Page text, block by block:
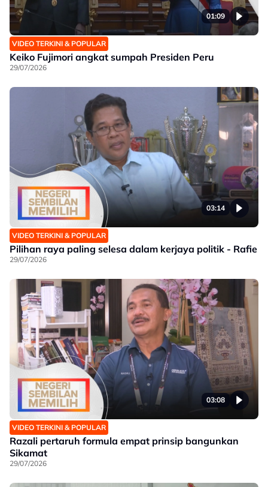
01:09
VIDEO TERKINI & POPULAR
Keiko Fujimori angkat sumpah Presiden Peru
29/07/2026
03:14
VIDEO TERKINI & POPULAR
Pilihan raya paling selesa dalam kerjaya politik - Rafie
29/07/2026
03:08
VIDEO TERKINI & POPULAR
Razali pertaruh formula empat prinsip bangunkan
Sikamat
29/07/2026